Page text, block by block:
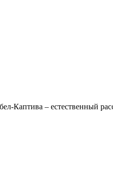
Каптива – естественный